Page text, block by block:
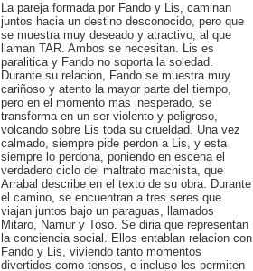
La pareja formada por Fando y Lis, caminan
juntos hacia un destino desconocido, pero que
se muestra muy deseado y atractivo, al que
llaman TAR. Ambos se necesitan. Lis es
paralitica y Fando no soporta la soledad.
Durante su relacion, Fando se muestra muy
cariñoso y atento la mayor parte del tiempo,
pero en el momento mas inesperado, se
transforma en un ser violento y peligroso,
volcando sobre Lis toda su crueldad. Una vez
calmado, siempre pide perdon a Lis, y esta
siempre lo perdona, poniendo en escena el
verdadero ciclo del maltrato machista, que
Arrabal describe en el texto de su obra. Durante
el camino, se encuentran a tres seres que
viajan juntos bajo un paraguas, llamados
Mitaro, Namur y Toso. Se diria que representan
la conciencia social. Ellos entablan relacion con
Fando y Lis, viviendo tanto momentos
divertidos como tensos, e incluso les permiten